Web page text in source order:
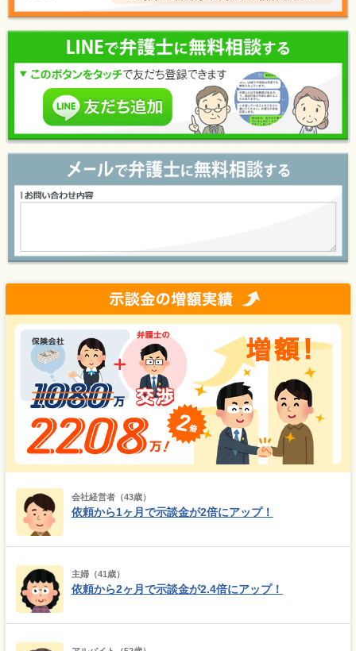
会社経営者（43歳）
依頼から1ヶ月で示談金が2倍にアップ！
主婦（41歳）
依頼から2ヶ月で示談金が2.4倍にアップ！